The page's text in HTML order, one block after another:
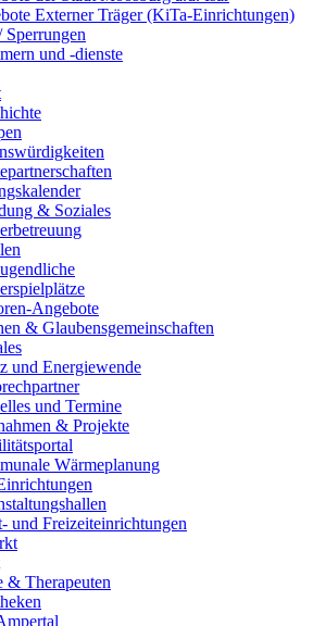
Externer Träger (KiTa-Einrichtungen)
Sperrungen
und -dienste
& Soziales
Angebote
& Glaubensgemeinschaften
und Energiewende
und Termine
& Projekte
Wärmeplanung
und Freizeiteinrichtungen
& Therapeuten